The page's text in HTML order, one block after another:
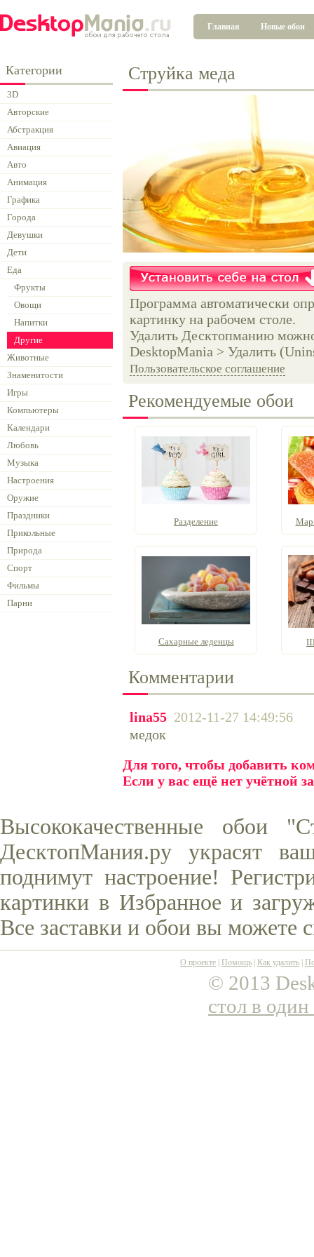
Главная Новые обои
Категории
3D
Авторские
Абстракция
Авиация
Авто
Анимация
Графика
Города
Девушки
Дети
Еда
Фрукты
Овощи
Напитки
Другие
Животные
Знаменитости
Игры
Компьютеры
Календари
Любовь
Музыка
Настроения
Оружие
Праздники
Прикольные
Природа
Спорт
Фильмы
Парни
Струйка меда
Программа автоматически
картинку на рабочем столе.
Удалить Десктопманию
DesktopMania > Удалить
Пользовательское соглашение
Рекомендуемые обои
Разделение
Сахарные леденцы
Комментарии
lina55 2012-11-27 14:49:56
медок
Для того, чтобы добавить
Если у вас ещё нет учётной
Высококачественные обои
ДесктопМания.ру украсят
поднимут настроение!
картинки в Избранное и
Все заставки и обои вы можете
О проекте Помощь Как удалить
© 2013
стол в